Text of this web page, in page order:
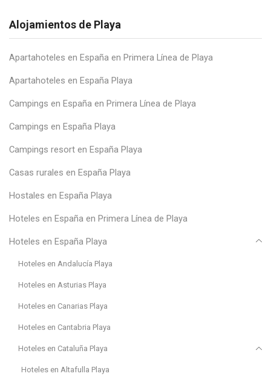
Alojamientos de Playa
Apartahoteles en España en Primera Línea de Playa
Apartahoteles en España Playa
Campings en España en Primera Línea de Playa
Campings en España Playa
Campings resort en España Playa
Casas rurales en España Playa
Hostales en España Playa
Hoteles en España en Primera Línea de Playa
Hoteles en España Playa
Hoteles en Andalucía Playa
Hoteles en Asturias Playa
Hoteles en Canarias Playa
Hoteles en Cantabria Playa
Hoteles en Cataluña Playa
Hoteles en Altafulla Playa